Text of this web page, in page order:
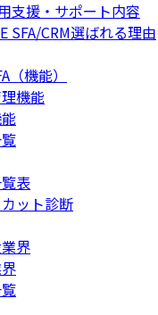
支援・サポート内容
SFA/CRM選ばれる理由
機能）
機能
表
ット診断
界